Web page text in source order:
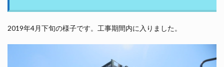
2019年4月下旬の様子です。工事期間内に入りました。